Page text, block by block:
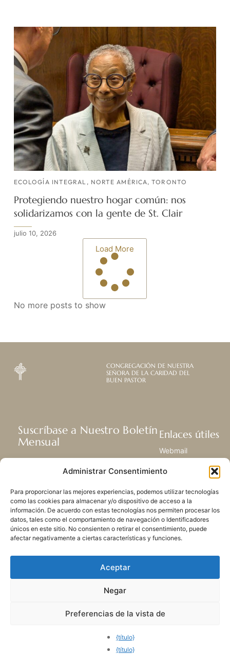
Administrar Consentimiento
Para proporcionar las mejores experiencias, podemos utilizar tecnologías
como las cookies para almacenar y/o dispositivo de acceso a la
información. De acuerdo con estas tecnologías nos permiten procesar los
datos, tales como el comportamiento de navegación o Identificadores
únicos en este sitio. No consienten o retirar el consentimiento, puede
afectar negativamente a ciertas características y funciones.
Aceptar
Negar
Preferencias de la vista de
{título}
{título}
ECOLOGÍA INTEGRAL , NORTE AMÉRICA,TORONTO
Protegiendo nuestro hogar común: nos
solidarizamos con la gente de St. Clair
julio 10, 2026
Load More
No more posts to show
CONGREGACIÓN DE NUESTRA
SEÑORA DE LA CARIDAD DEL
BUEN PASTOR
Suscríbase a Nuestro Boletín
Mensual
Recibir las últimas noticias acerca de
nuestra vida, la misión y ministerios de
SUSCRIBIRSE
Enlaces útiles
Webmail
Centro de Recursos
Mapa del sitio
POLÍTICA DE PRIVACIDADLAS COOKIES